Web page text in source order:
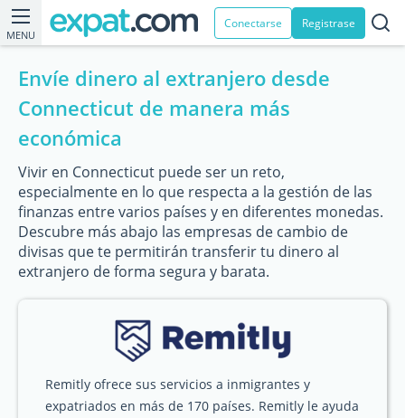
MENU
Conectarse Registrase
Envíe dinero al extranjero desde
Connecticut de manera más
económica
Vivir en Connecticut puede ser un reto,
especialmente en lo que respecta a la gestión de las
finanzas entre varios países y en diferentes monedas.
Descubre más abajo las empresas de cambio de
divisas que te permitirán transferir tu dinero al
extranjero de forma segura y barata.
Remitly ofrece sus servicios a inmigrantes y
expatriados en más de 170 países. Remitly le ayuda